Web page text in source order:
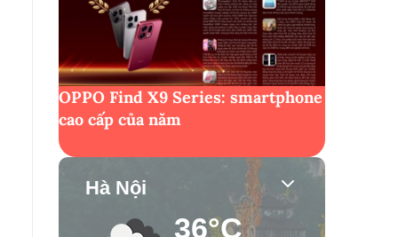
OPPO Find X9 Series: smartphone
cao cấp của năm
Hà Nội
36°C